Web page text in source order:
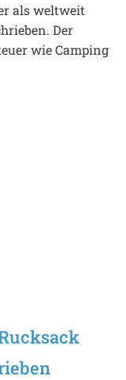
als weltweit
Der
wie Camping